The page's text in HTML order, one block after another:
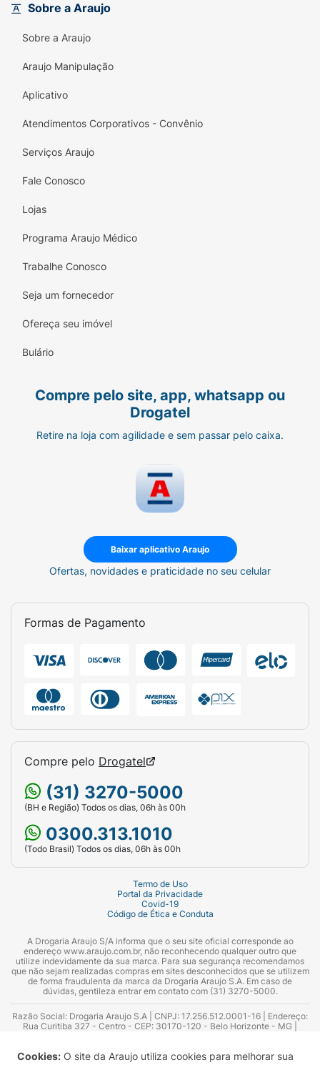
Cookies: O site da Araujo utiliza cookies para melhorar sua
Sobre a Araujo
Sobre a Araujo
Araujo Manipulação
Aplicativo
Atendimentos Corporativos - Convênio
Serviços Araujo
Fale Conosco
Lojas
Programa Araujo Médico
Trabalhe Conosco
Seja um fornecedor
Ofereça seu imóvel
Bulário
Compre pelo site, app, whatsapp ou
Drogatel
Retire na loja com agilidade e sem passar pelo caixa.
Baixar aplicativo Araujo
Ofertas, novidades e praticidade no seu celular
Formas de Pagamento
Compre pelo Drogatel
(31) 3270-5000
(BH e Região) Todos os dias, 06h às 00h
0300.313.1010
(Todo Brasil) Todos os dias, 06h às 00h
Termo de Uso
Portal da Privacidade
Covid-19
Código de Ética e Conduta
A Drogaria Araujo S/A informa que o seu site oficial corresponde ao
endereço www.araujo.com.br, não reconhecendo qualquer outro que
utilize indevidamente da sua marca. Para sua segurança recomendamos
que não sejam realizadas compras em sites desconhecidos que se utilizem
de forma fraudulenta da marca da Drogaria Araujo S.A. Em caso de
dúvidas, gentileza entrar em contato com (31) 3270-5000.
Razão Social: Drogaria Araujo S.A | CNPJ: 17.256.512.0001-16 | Endereço:
Rua Curitiba 327 - Centro - CEP: 30170-120 - Belo Horizonte - MG |
Azevedo Guimarães – CRF 10.965 | Yasmin Silva Alvarenga – CRF 52.584 -